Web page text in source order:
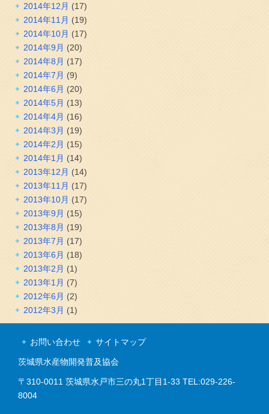
2014年12月 (17)
2014年11月 (19)
2014年10月 (17)
2014年9月 (20)
2014年8月 (17)
2014年7月 (9)
2014年6月 (20)
2014年5月 (13)
2014年4月 (16)
2014年3月 (19)
2014年2月 (15)
2014年1月 (14)
2013年12月 (14)
2013年11月 (17)
2013年10月 (17)
2013年9月 (15)
2013年8月 (19)
2013年7月 (17)
2013年6月 (18)
2013年2月 (1)
2013年1月 (7)
2012年6月 (2)
2012年3月 (1)
お問い合わせ サイトマップ
茨城県水産物開発普及協会
〒310-0011 茨城県水戸市三の丸1丁目1-33 TEL:029-226-
8004